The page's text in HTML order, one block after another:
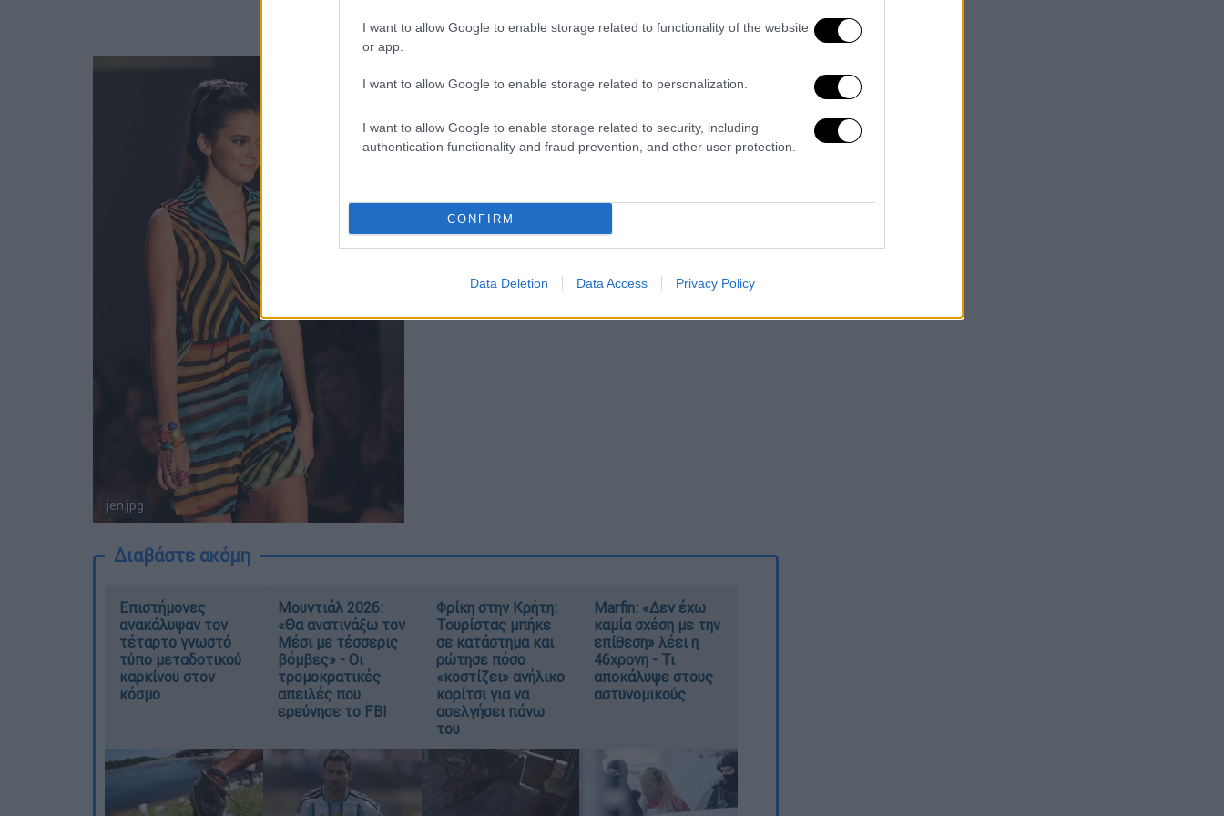
I want to allow Google to enable storage related to functionality of the website
or app.
I want to allow Google to enable storage related to personalization.
I want to allow Google to enable storage related to security, including
authentication functionality and fraud prevention, and other user protection.
CONFIRM
Data Deletion Data Access Privacy Policy
— TMZ (@TMZ)April 29, 2020
jen.jpg
Διαβάστε ακόμη
Επιστήμονες
ανακάλυψαν τον
τέταρτο γνωστό
τύπο μεταδοτικού
καρκίνου στον
κόσμο
Μουντιάλ 2026:
«Θα ανατινάξω τον
Μέσι με τέσσερις
βόμβες» - Οι
τρομοκρατικές
απειλές που
ερεύνησε το FBI
Φρίκη στην Κρήτη:
Τουρίστας μπήκε
σε κατάστημα και
ρώτησε πόσο
«κοστίζει» ανήλικο
κορίτσι για να
ασελγήσει πάνω
του
Marfin: «Δεν έχω
καμία σχέση με την
επίθεση» λέει η
46χρονη - Τι
αποκάλυψε στους
αστυνομικούς